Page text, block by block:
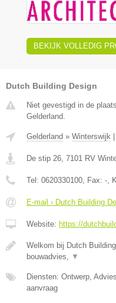
BEKIJK VOLLEDIG
Dutch Building Design
Niet gevestigd in de
Gelderland.
Gelderland » Winterswijk |
De stip 26 7101 RV
Tel: 0620330100 , Fax: - ,
E-mail › Dutch Building
Website: https://
Welkom bij Dutch
bouwadvies,
▼
Diensten: Ontwerp,
aanvraag